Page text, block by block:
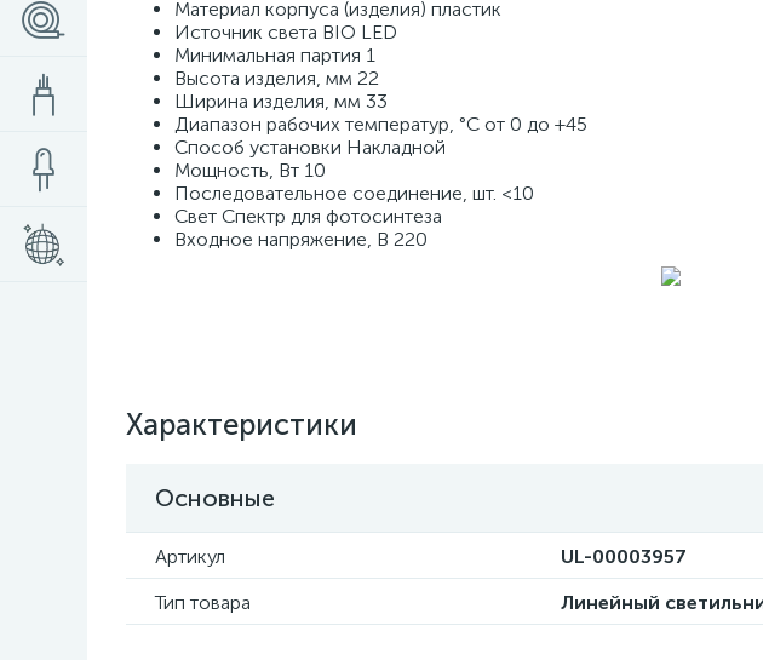
Материал корпуса (изделия) пластик
Источник света BIO LED
Минимальная партия 1
Высота изделия, мм 22
Ширина изделия, мм 33
Диапазон рабочих температур, °С от 0 до +45
Способ установки Накладной
Мощность, Вт 10
Последовательное соединение, шт. <10
Свет Спектр для фотосинтеза
Входное напряжение, В 220
Характеристики
Основные
Артикул
UL-00003957
Тип товара
Линейный